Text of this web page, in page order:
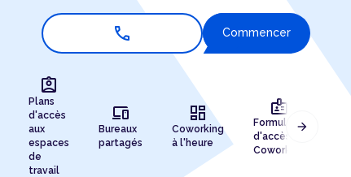
call Commencer
assignment_ind
Plans
d'accès
aux
espaces
de
travail
devices
Bureaux
partagés
dashboard
Coworking
à l'heure
badge
Formules
d'accès au
Coworking
arrow_forward